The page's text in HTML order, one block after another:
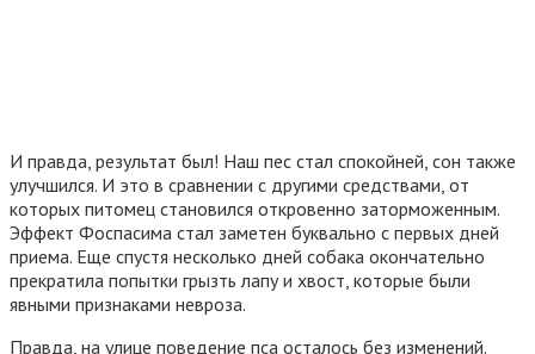
И правда, результат был! Наш пес стал спокойней, сон также
улучшился. И это в сравнении с другими средствами, от
которых питомец становился откровенно заторможенным.
Эффект Фоспасима стал заметен буквально с первых дней
приема. Еще спустя несколько дней собака окончательно
прекратила попытки грызть лапу и хвост, которые были
явными признаками невроза.
Правда, на улице поведение пса осталось без изменений.